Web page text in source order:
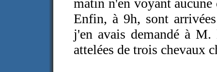
Enfin, à 9h, sont
j'en avais demandé à
attelées de trois chevaux